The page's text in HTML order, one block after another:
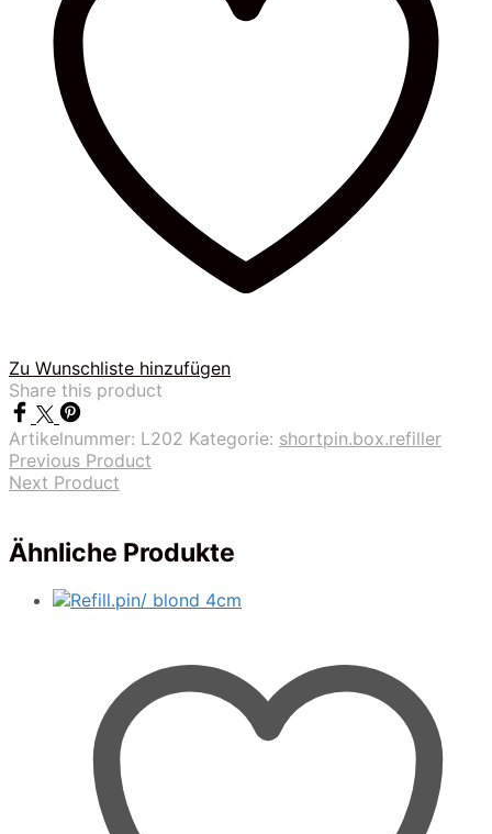
Zu Wunschliste hinzufügen
Share this product
Artikelnummer: L202 Kategorie: shortpin.box.refiller
Previous Product
Next Product
Ähnliche Produkte